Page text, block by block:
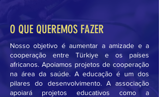
O QUE QUEREMOS FAZER
Nosso objetivo é aumentar a amizade e a
cooperação entre Türkiye e os países
africanos. Apoiamos projetos de cooperação
na área da saúde. A educação é um dos
pilares do desenvolvimento. A associação
apoiará projetos educativos como a